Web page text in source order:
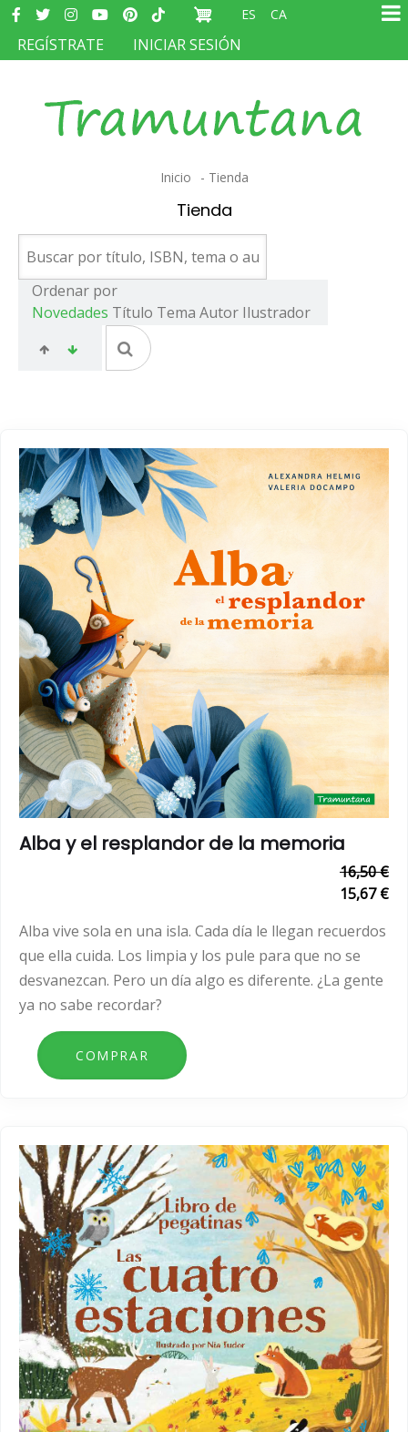
Pasar
contenido
Redes
sociales
ES CA
MENÚ
DEL
D'USUARI
REGÍSTRATE INICIAR SESIÓN
Sobrescribir
de
ayuda
a
la
navegación
Inicio Tienda
Tienda
Ordenar por
Novedades Título Tema Autor Ilustrador
Alba y el resplandor de la memoria
16,50 €
15,67 €
Alba vive sola en una isla. Cada día le llegan recuerdos
que ella cuida. Los limpia y los pule para que no se
desvanezcan. Pero un día algo es diferente. ¿La gente
ya no sabe recordar?